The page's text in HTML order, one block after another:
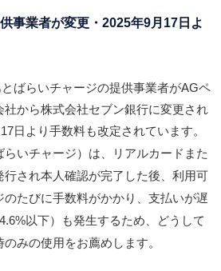
事業者が変更・2025年9月17日よ
ばらいチャージの提供事業者がAGペ
から株式会社セブン銀行に変更され
日より手数料も改定されています。
いチャージ）は、リアルカードまた
行され本人確認が完了した後、利用可
たびに手数料がかかり、支払いが遅
以下）も発生するため、どうして
みの使用をお薦めします。